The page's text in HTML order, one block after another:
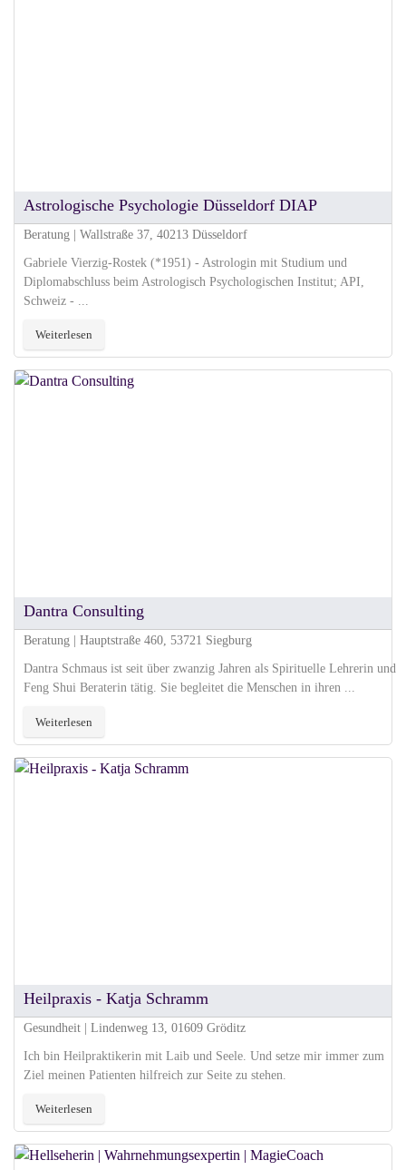
Astrologische Psychologie Düsseldorf DIAP
Beratung | Wallstraße 37, 40213 Düsseldorf
Gabriele Vierzig-Rostek (*1951) - Astrologin mit Studium und
Diplomabschluss beim Astrologisch Psychologischen Institut; API,
Schweiz - ...
Weiterlesen
Dantra Consulting
Beratung | Hauptstraße 460, 53721 Siegburg
Dantra Schmaus ist seit über zwanzig Jahren als Spirituelle Lehrerin und
Feng Shui Beraterin tätig. Sie begleitet die Menschen in ihren ...
Weiterlesen
Heilpraxis - Katja Schramm
Gesundheit | Lindenweg 13, 01609 Gröditz
Ich bin Heilpraktikerin mit Laib und Seele. Und setze mir immer zum
Ziel meinen Patienten hilfreich zur Seite zu stehen.
Weiterlesen